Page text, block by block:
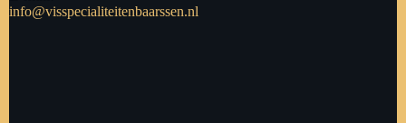
info@visspecialiteitenbaarssen.nl